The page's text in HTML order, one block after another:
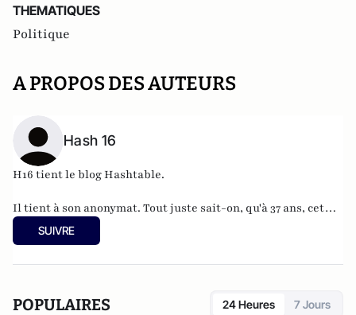
THEMATIQUES
Politique
A PROPOS DES AUTEURS
Hash 16
H16 tient le blogHashtable.
Il tient à son anonymat. Tout juste sait-on, qu'à 37 ans, cet
informaticien à l'humour acerbe habite en Belgique et
travaille pour"une grosse boutique qui produit, gère et
SUIVRE
POPULAIRES 24 Heures 7 Jours